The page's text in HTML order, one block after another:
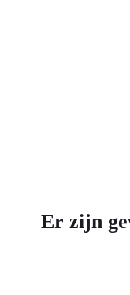
Er zijn